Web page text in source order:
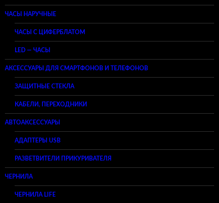
ЧАСЫ НАРУЧНЫЕ
ЧАСЫ С ЦИФЕРБЛАТОМ
LED — ЧАСЫ
АКСЕССУАРЫ ДЛЯ СМАРТФОНОВ И ТЕЛЕФОНОВ
ЗАЩИТНЫЕ СТЕКЛА
КАБЕЛИ, ПЕРЕХОДНИКИ
АВТОАКСЕССУАРЫ
АДАПТЕРЫ USB
РАЗВЕТВИТЕЛИ ПРИКУРИВАТЕЛЯ
ЧЕРНИЛА
ЧЕРНИЛА LIFE